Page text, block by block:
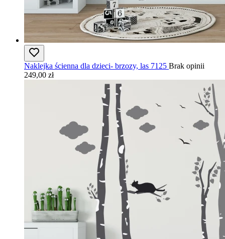
Naklejka ścienna dla dzieci- brzozy, las 7125 Brak opinii
249,00 zł